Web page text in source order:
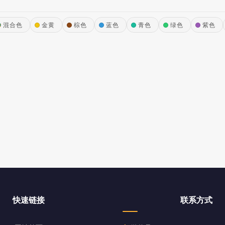
混合色 金黄 棕色 蓝色 青色 绿色 紫色
快速链接 联系方式